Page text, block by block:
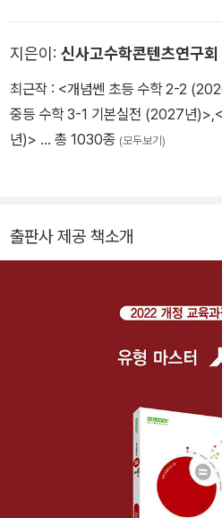
지은이: 신사고수학콘텐츠연구회
최근작 : <개념쎈 초등 수학 2-2
중등 수학 3-1 기본실전 (2027년)>,
년)> … 총 1030종 (모두보기)
출판사 제공 책소개